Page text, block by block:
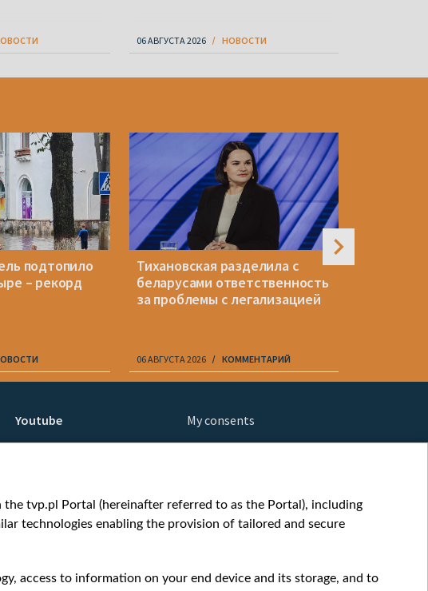
06 АВГУСТА 2026 НОВОСТИ
подтопило
– рекорд
Тихановская разделила с
беларусами ответственность
за проблемы с легализацией
06 АВГУСТА 2026 КОММЕНТАРИЙ
Youtube
Белсат news
Belsat English
Biełsat PL
Белсат Shorts
My consents
tvp.pl Portal (hereinafter referred to as the Portal), including
technologies enabling the provision of tailored and secure
access to information on your end device and its storage, and to